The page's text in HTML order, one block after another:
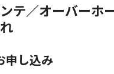
テ／オーバーホ
申し込み